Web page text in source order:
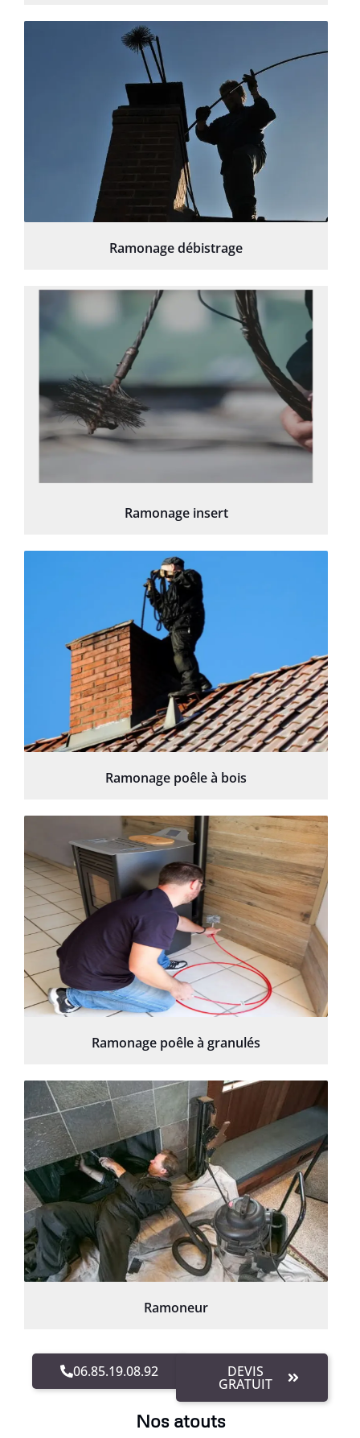
Ramonage débistrage
Ramonage insert
Ramonage poêle à bois
Ramonage poêle à granulés
Ramoneur
06.85.19.08.92 DEVIS
GRATUIT
Nos atouts